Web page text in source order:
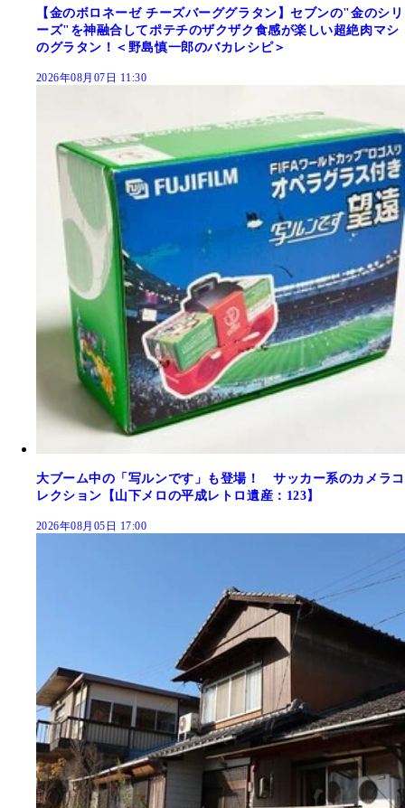
【金のボロネーゼ チーズバーググラタン】セブンの"金のシリ
ーズ"を神融合してポテチのザクザク食感が楽しい超絶肉マシ
のグラタン！＜野島慎一郎のバカレシピ＞
2026年08月07日 11:30
大ブーム中の「写ルンです」も登場！ サッカー系のカメラコ
レクション【山下メロの平成レトロ遺産：123】
2026年08月05日 17:00